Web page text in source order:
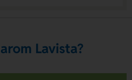
Lavista?